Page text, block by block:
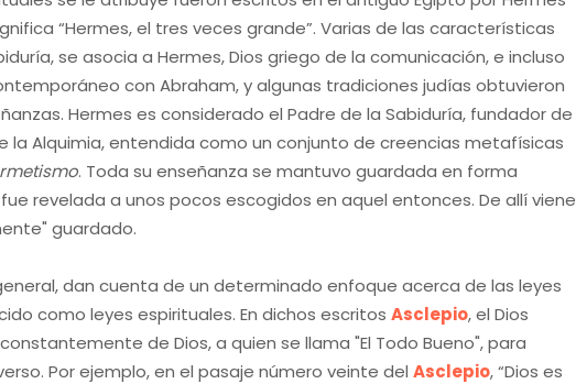
“Hermes, el tres veces grande”. Varias de las características
se asocia a Hermes, Dios griego de la comunicación, e incluso
con Abraham, y algunas tradiciones judías obtuvieron
Hermes es considerado el Padre de la Sabiduría, fundador de
la Alquimia, entendida como un conjunto de creencias metafísicas
. Toda su enseñanza se mantuvo guardada en forma
revelada a unos pocos escogidos en aquel entonces. De allí viene
guardado.
dan cuenta de un determinado enfoque acerca de las leyes
como leyes espirituales. En dichos escritosAsclepio, el Dios
de Dios, a quien se llama "El Todo Bueno", para
Por ejemplo, en el pasaje número veinte delAsclepio, “Dios es